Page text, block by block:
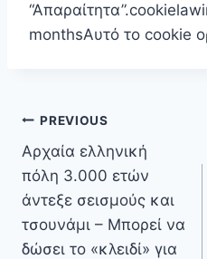
monthsΑυτό το cookie
Πλοήγηση
άρθρων
PREVIOUS
Αρχαία ελληνική
πόλη 3.000 ετών
άντεξε σεισμούς και
τσουνάμι – Μπορεί να
δώσει το «κλειδί» για